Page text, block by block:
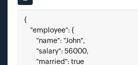
Input field
JSON hier einfügen.